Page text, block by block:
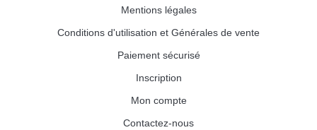
Mentions légales
Conditions d'utilisation et Générales de vente
Paiement sécurisé
Inscription
Mon compte
Contactez-nous